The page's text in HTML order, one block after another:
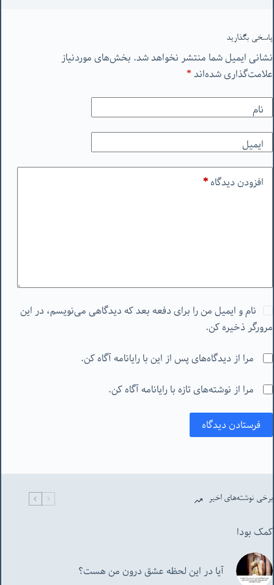
پاسخی بگذارید
نشانی ایمیل شما منتشر نخواهد شد. بخش‌های موردنیاز
علامت‌گذاری شده‌اند*
نام
ایمیل
افزودن دیدگاه*
نام و ایمیل من را برای دفعه بعد که دیدگاهی می‌نویسم، در این
مرورگر ذخیره کن.
مرا از دیدگاه‌های پس از این با رایانامه آگاه کن.
مرا از نوشته‌های تازه با رایانامه آگاه کن.
فرستادن دیدگاه
برخی نوشته‌های اخیر
کمک بودا
آیا در این لحظه عشق درون من هست؟